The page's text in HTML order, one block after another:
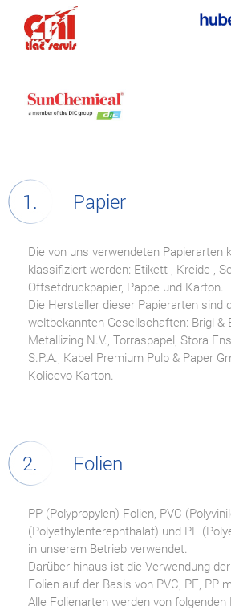
Papier
Die von uns verwendeten Papierarten
klassifiziert werden: Etikett-, Kreide-,
Offsetdruckpapier, Pappe und Karton.
Die Hersteller dieser Papierarten sind
weltbekannten Gesellschaften: Brigl &
Metallizing N.V., Torraspapel, Stora
S.P.A., Kabel Premium Pulp & Paper
Kolicevo Karton.
Folien
PP (Polypropylen)-Folien, PVC
(Polyethylenterephthalat) und PE
in unserem Betrieb verwendet.
Darüber hinaus ist die Verwendung
Folien auf der Basis von PVC, PE, PP
Alle Folienarten werden von